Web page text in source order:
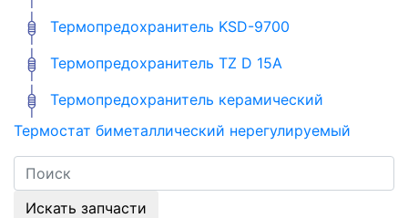
Термопредохранитель KSD-9700
Термопредохранитель TZ D 15A
Термопредохранитель керамический
Термостат биметаллический нерегулируемый
Искать запчасти